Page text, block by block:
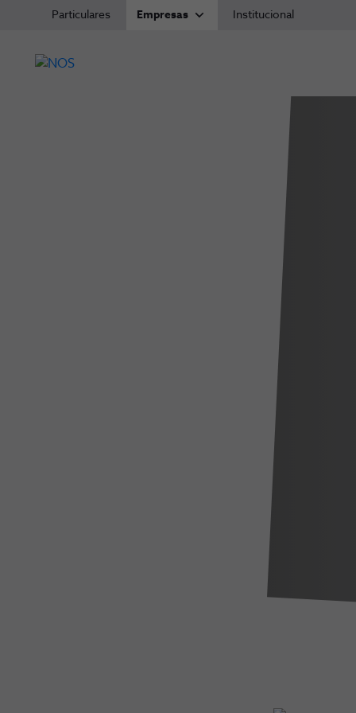
Particulares Empresas Institucional